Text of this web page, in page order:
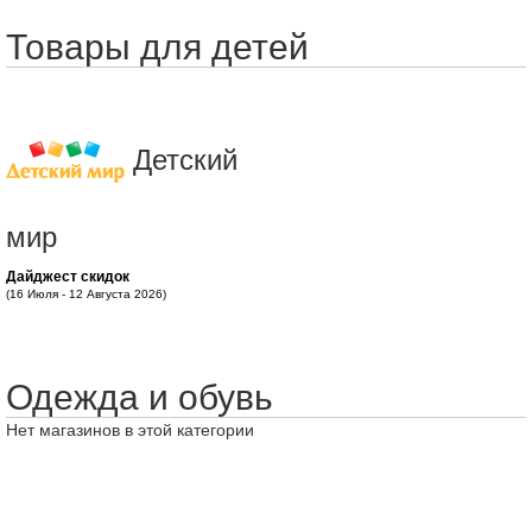
Товары для детей
Детский
мир
Дайджест скидок
(16 Июля - 12 Августа 2026)
Одежда и обувь
Нет магазинов в этой категории